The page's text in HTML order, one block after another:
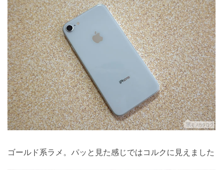
ゴールド系ラメ。パッと見た感じではコルクに見えました